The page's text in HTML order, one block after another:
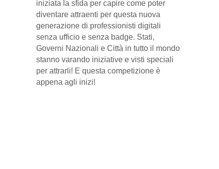
iniziata la sfida per capire come poter
diventare attraenti per questa nuova
generazione di professionisti digitali
senza ufficio e senza badge. Stati,
Governi Nazionali e Città in tutto il mondo
stanno varando iniziative e visti speciali
per attrarli! E questa competizione è
appena agli inizi!